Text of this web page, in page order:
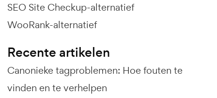
SEO Site Checkup-alternatief
WooRank-alternatief
Recente artikelen
Canonieke tagproblemen: Hoe fouten te
vinden en te verhelpen